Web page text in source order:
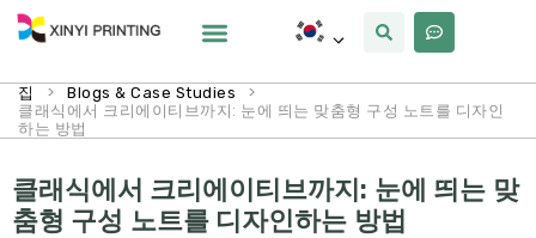
집 > Blogs & Case Studies >
클래식에서 크리에이티브까지: 눈에 띄는 맞춤형 구성 노트를 디자인
하는 방법
클래식에서 크리에이티브까지: 눈에 띄는 맞
춤형 구성 노트를 디자인하는 방법